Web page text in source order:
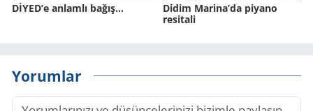
DİYED’e anlamlı bağış…
Didim Marina’da piyano
resitali
Yorumlar